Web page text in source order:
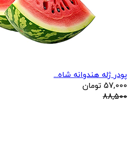
پودر ژله هندوانه شاه...
57,000 تومان
88,500